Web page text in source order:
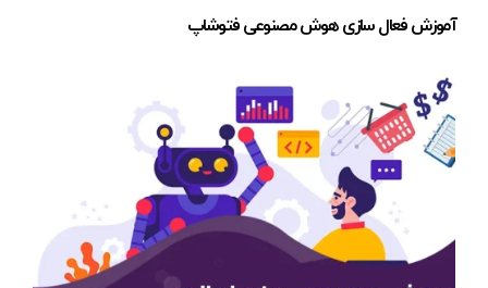
آموزش فعال سازی هوش مصنوعی فتوشاپ